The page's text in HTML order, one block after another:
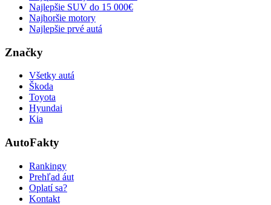
Najlepšie SUV do 15 000€
Najhoršie motory
Najlepšie prvé autá
Značky
Všetky autá
Škoda
Toyota
Hyundai
Kia
AutoFakty
Rankingy
Prehľad áut
Oplatí sa?
Kontakt